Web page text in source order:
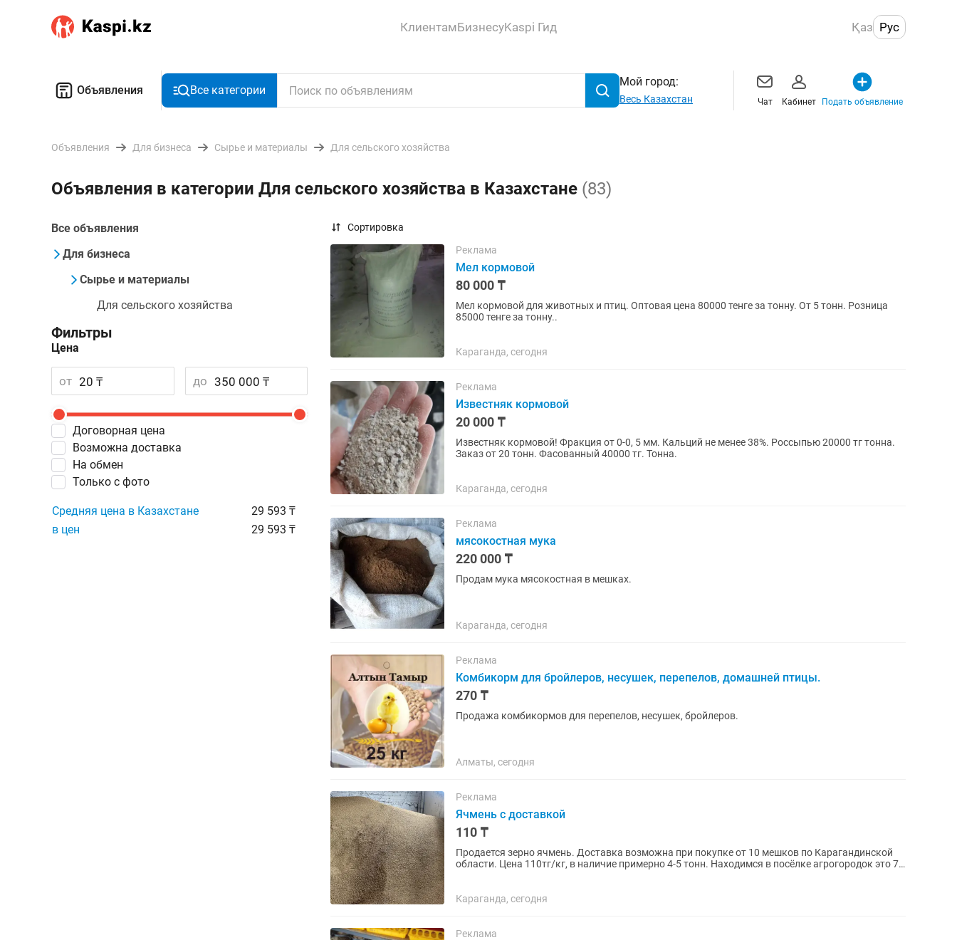
КлиентамБизнесуKaspi Гид Қаз Рус
Объявления Все категории
Мой город:
Весь Казахстан Чат Кабинет Подать объявление
Объявления Для бизнеса Сырье и материалы Для сельского хозяйства
Объявления в категории Для сельского хозяйства в Казахстане (83)
Все объявления
Для бизнеса
Сырье и материалы
Для сельского хозяйства
Фильтры
Цена
от до
Договорная цена
Возможна доставка
На обмен
Только с фото
Средняя цена в Казахстане
29 593 ₸
в цен
29 593 ₸
Сортировка
Реклама
Мел кормовой
80 000 ₸
Мел кормовой для животных и птиц. Оптовая цена 80000 тенге за тонну. От 5 тонн. Розница
85000 тенге за тонну..
Караганда, сегодня
Реклама
Известняк кормовой
20 000 ₸
Известняк кормовой! Фракция от 0-0, 5 мм. Кальций не менее 38%. Россыпью 20000 тг тонна.
Заказ от 20 тонн. Фасованный 40000 тг. Тонна.
Караганда, сегодня
Реклама
мясокостная мука
220 000 ₸
Продам мука мясокостная в мешках.
Караганда, сегодня
Реклама
Комбикорм для бройлеров, несушек, перепелов, домашней птицы.
270 ₸
Продажа комбикормов для перепелов, несушек, бройлеров.
Алматы, сегодня
Реклама
Ячмень с доставкой
110 ₸
Продается зерно ячмень. Доставка возможна при покупке от 10 мешков по Карагандинской
области. Цена 110тг/кг, в наличие примерно 4-5 тонн. Находимся в посёлке агрогородок это 7-
Караганда, сегодня
Реклама